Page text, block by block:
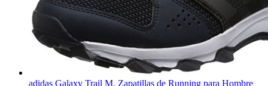
adidas Galaxy Trail M, Zapatillas de Running para Hombre